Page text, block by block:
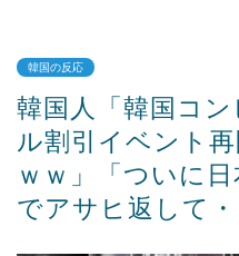
Powered by livedoor 相
韓国の反応
韓国人「韓国コ
ル割引イベント
ｗｗ」「ついに
でアサヒ返して・